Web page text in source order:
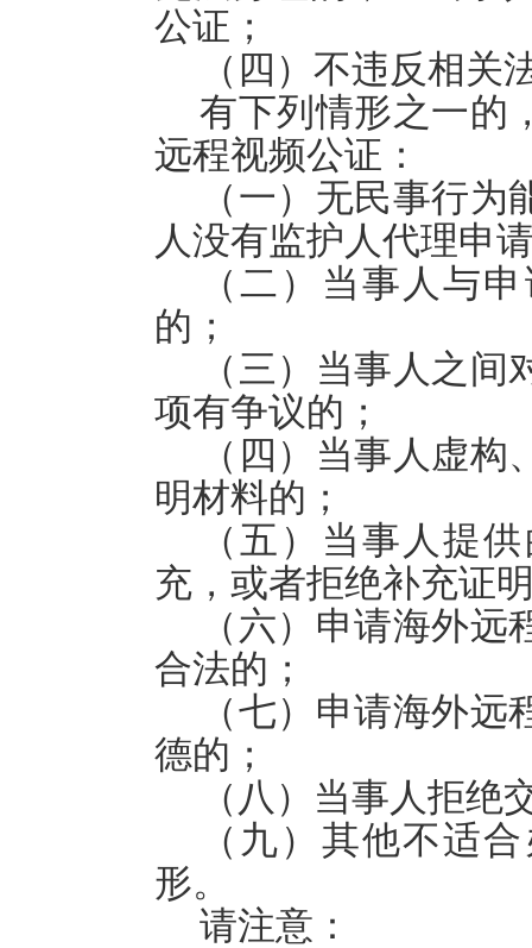
公证；
（四）不违反相关
有下列情形之一的
远程视频公证：
（一）无民事行
人没有监护人代理申
（二）当事人与
的；
（三）当事人之
项有争议的；
（四）当事人虚
明材料的；
（五）当事人提
充，或者拒绝补充证
（六）申请海外
合法的；
（七）申请海外
德的；
（八）当事人拒绝
（九）其他不适
形。
请注意：